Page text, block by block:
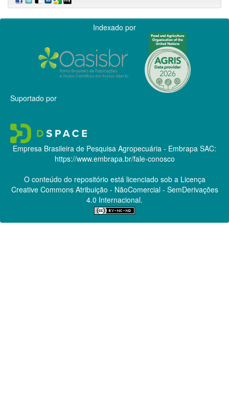
Indexado por
Suportado por
Empresa Brasileira de Pesquisa Agropecuária - Embrapa SAC:
https://www.embrapa.br/fale-conosco
O conteúdo do repositório está licenciado sob a Licença
Creative CommonsAtribuição - NãoComercial - SemDerivações
4.0 Internacional.